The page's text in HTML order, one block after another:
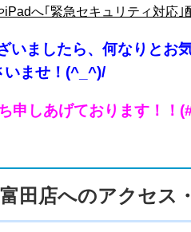
へ｢緊急セキュリティ対応｣
いましたら、何なりとお
いませ！(^_^)/
申しあげております！！
田店へのアクセス